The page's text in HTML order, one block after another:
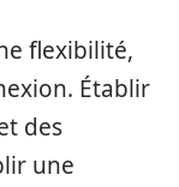
flexibilité,
Établir
des
une